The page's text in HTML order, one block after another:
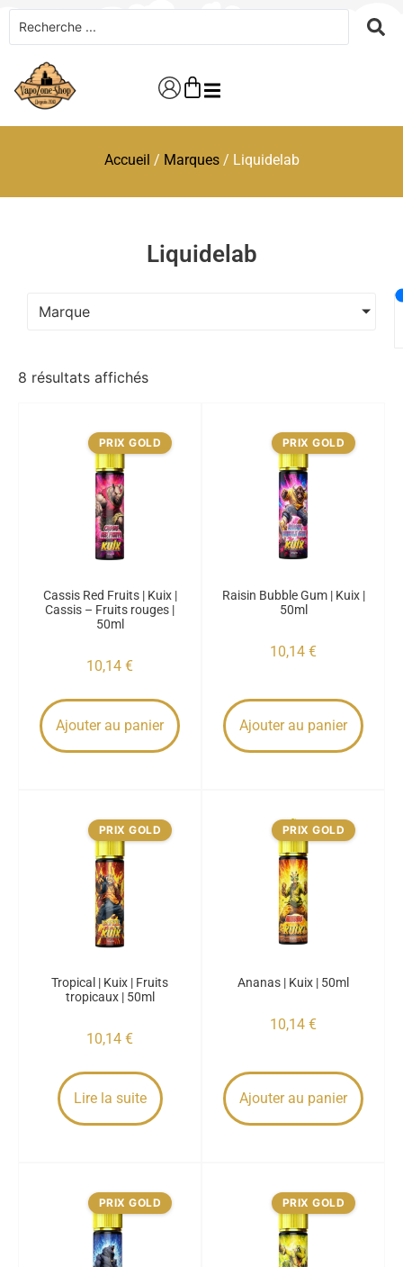
Accueil / Marques/ Liquidelab
Liquidelab
Marque
8 résultats affichés
PRIX GOLD
Cassis Red Fruits | Kuix |
Cassis – Fruits rouges |
50ml
10,14 €
Ajouter au panier
PRIX GOLD
Raisin Bubble Gum | Kuix |
50ml
10,14 €
Ajouter au panier
PRIX GOLD
Tropical | Kuix | Fruits
tropicaux | 50ml
10,14 €
Lire la suite
PRIX GOLD
Ananas | Kuix | 50ml
10,14 €
Ajouter au panier
PRIX GOLD PRIX GOLD